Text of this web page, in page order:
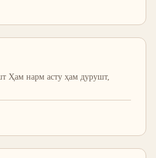
Ҳам нарм асту ҳам дурушт,